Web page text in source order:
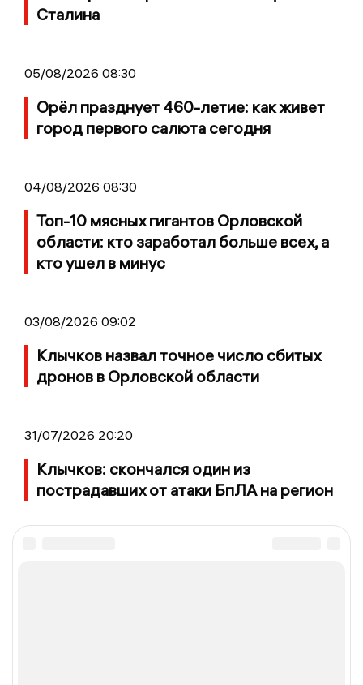
Сталина
05/08/2026 08:30
Орёл празднует 460-летие: как живет
город первого салюта сегодня
04/08/2026 08:30
Топ-10 мясных гигантов Орловской
области: кто заработал больше всех, а
кто ушел в минус
03/08/2026 09:02
Клычков назвал точное число сбитых
дронов в Орловской области
31/07/2026 20:20
Клычков: скончался один из
пострадавших от атаки БпЛА на регион